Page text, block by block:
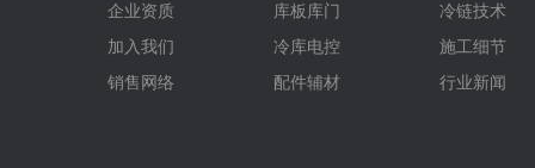
企业资质
加入我们
销售网络
库板库门
冷库电控
配件辅材
冷链技术
施工细节
行业新闻